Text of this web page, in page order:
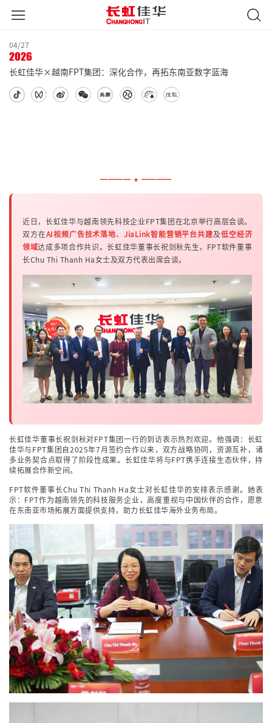
04/27
2026
长虹佳华×越南FPT集团：深化合作，再拓东南亚数字蓝海
━━━━ ✦ ━━━━
近日，长虹佳华与越南领先科技企业FPT集团在北京举行高层会谈。
双方在AI视频广告技术落地、JiaLink智能营销平台共建及低空经济
领域达成多项合作共识。长虹佳华董事长祝剑秋先生，FPT软件董事
长Chu Thi Thanh Ha女士及双方代表出席会谈。
长虹佳华董事长祝剑秋对FPT集团一行的到访表示热烈欢迎。他强调：长虹
佳华与FPT集团自2025年7月签约合作以来，双方战略协同，资源互补，诸
多业务契合点取得了阶段性成果。长虹佳华将与FPT携手连接生态伙伴，持
续拓展合作新空间。
FPT软件董事长Chu Thi Thanh Ha女士对长虹佳华的安排表示感谢。她表
示：FPT作为越南领先的科技服务企业，高度重视与中国伙伴的合作，愿意
在东南亚市场拓展方面提供支持，助力长虹佳华海外业务布局。